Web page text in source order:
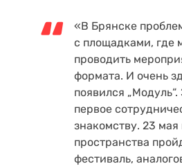
«В Брянске
с площадками, где
проводить
формата. И очень
появился
первое
знакомству. 23
пространства
фестиваль,